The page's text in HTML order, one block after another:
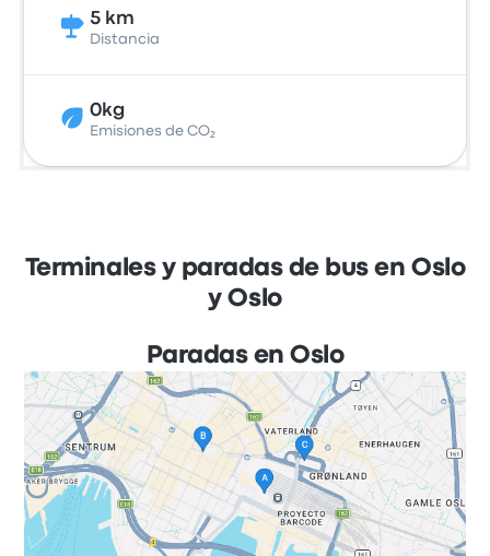
5 km
Distancia
0kg
Emisiones de CO₂
Terminales y paradas de bus en Oslo
y Oslo
Paradas en Oslo